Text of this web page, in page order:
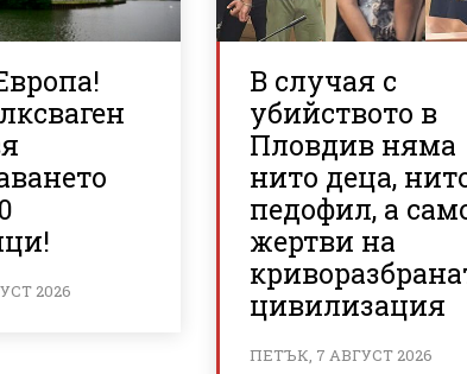
2026
В случая с
убийството в
Пловдив няма
нито деца,
педофил, а
жертви на
цивилизация
ПЕТЪК, 7 АВГУСТ 2026